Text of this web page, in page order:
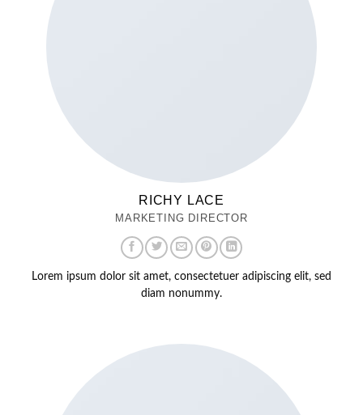
RICHY LACE
MARKETING DIRECTOR
Lorem ipsum dolor sit amet, consectetuer adipiscing elit, sed
diam nonummy.